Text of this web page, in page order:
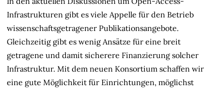
Infrastrukturen gibt es viele Appelle für den Betrieb
wissenschaftsgetragener Publikationsangebote.
Gleichzeitig gibt es wenig Ansätze für eine breit
getragene und damit sicherere Finanzierung solcher
Infrastruktur. Mit dem neuen Konsortium schaffen wir
eine gute Möglichkeit für Einrichtungen, möglichst